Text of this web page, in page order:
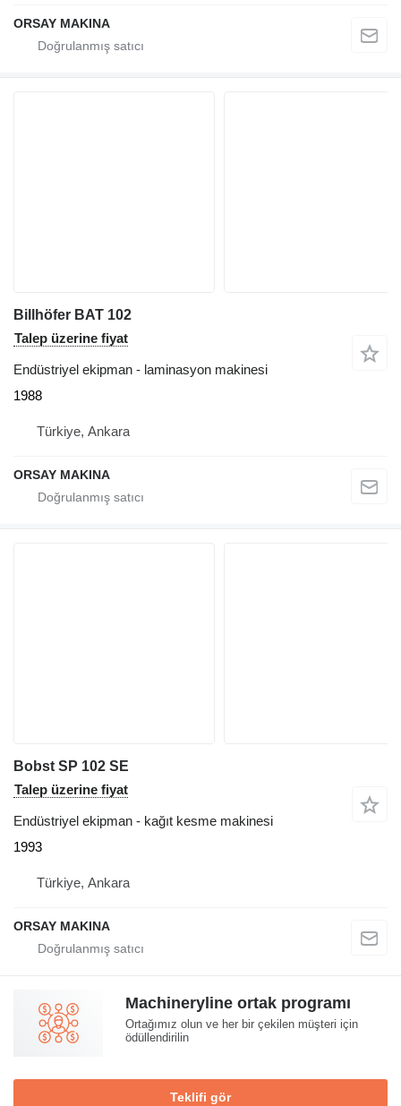
ORSAY MAKINA
Billhöfer BAT 102
Talep üzerine fiyat
Endüstriyel ekipman - laminasyon makinesi
1988
Türkiye, Ankara
ORSAY MAKINA
Bobst SP 102 SE
Talep üzerine fiyat
Endüstriyel ekipman - kağıt kesme makinesi
1993
Türkiye, Ankara
ORSAY MAKINA
Machineryline ortak programı
Ortağımız olun ve her bir çekilen müşteri için
ödüllendirilin
Teklifi gör